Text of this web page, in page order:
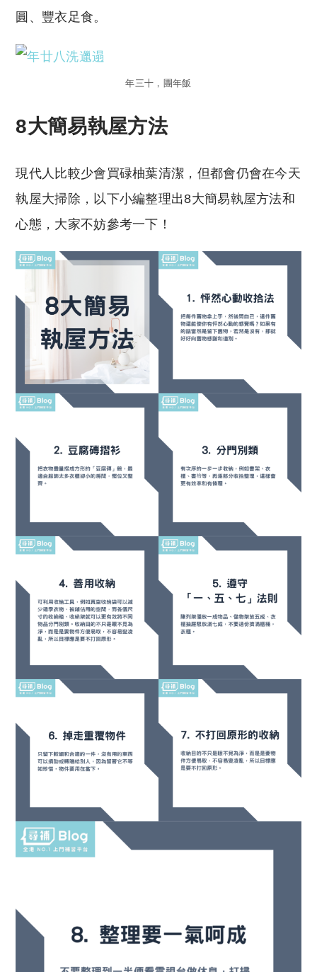
圓、豐衣足食。
年三十，團年飯
8大簡易執屋方法
現代人比較少會買碌柚葉清潔，但都會仍會在今天
執屋大掃除，以下小編整理出8大簡易執屋方法和
心態，大家不妨參考一下！